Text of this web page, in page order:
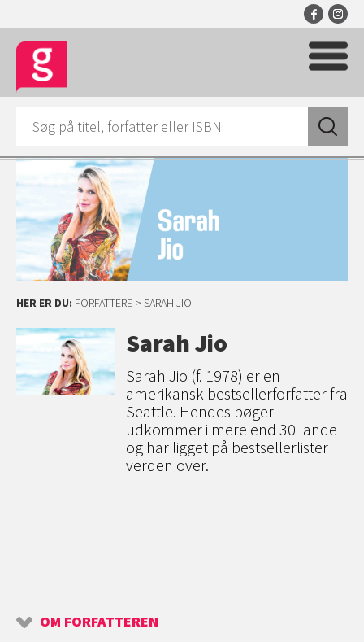
HER ER DU: FORFATTERE > SARAH JIO
Sarah Jio
Sarah Jio (f. 1978) er en
amerikansk bestsellerforfatter fra
Seattle. Hendes bøger
udkommer i mere end 30 lande
og har ligget på bestsellerlister
verden over.
OM FORFATTEREN